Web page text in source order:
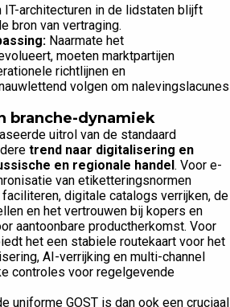
architecturen in de lidstaten blijft
bron van vertraging.
Naarmate het
moeten marktpartijen
richtlijnen en
volgen om nalevingslacunes
branche-dynamiek
uitrol van de standaard
trend naar digitalisering en
en regionale handel . Voor e-
van etiketteringsnormen
digitale catalogs verrijken, de
en het vertrouwen bij kopers en
aantoonbare productherkomst. Voor
het een stabiele routekaart voor het
AI-verrijking en multi-channel
controles voor regelgevende
uniforme GOST is dan ook een cruciaal